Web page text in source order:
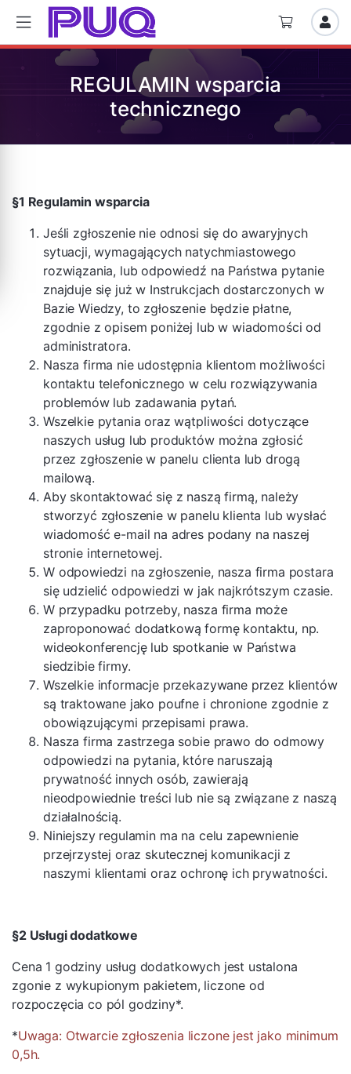
REGULAMIN wsparcia
technicznego
§1 Regulamin wsparcia
Jeśli zgłoszenie nie odnosi się do awaryjnych
sytuacji, wymagających natychmiastowego
rozwiązania, lub odpowiedź na Państwa pytanie
znajduje się już w Instrukcjach dostarczonych w
Bazie Wiedzy, to zgłoszenie będzie płatne,
zgodnie z opisem poniżej lub w wiadomości od
administratora.
Nasza firma nie udostępnia klientom możliwości
kontaktu telefonicznego w celu rozwiązywania
problemów lub zadawania pytań.
Wszelkie pytania oraz wątpliwości dotyczące
naszych usług lub produktów można zgłosić
przez zgłoszenie w panelu clienta lub drogą
mailową.
Aby skontaktować się z naszą firmą, należy
stworzyć zgłoszenie w panelu klienta lub wysłać
wiadomość e-mail na adres podany na naszej
stronie internetowej.
W odpowiedzi na zgłoszenie, nasza firma postara
się udzielić odpowiedzi w jak najkrótszym czasie.
W przypadku potrzeby, nasza firma może
zaproponować dodatkową formę kontaktu, np.
wideokonferencję lub spotkanie w Państwa
siedzibie firmy.
Wszelkie informacje przekazywane przez klientów
są traktowane jako poufne i chronione zgodnie z
obowiązującymi przepisami prawa.
Nasza firma zastrzega sobie prawo do odmowy
odpowiedzi na pytania, które naruszają
prywatność innych osób, zawierają
nieodpowiednie treści lub nie są związane z naszą
działalnością.
Niniejszy regulamin ma na celu zapewnienie
przejrzystej oraz skutecznej komunikacji z
naszymi klientami oraz ochronę ich prywatności.
§2 Usługi dodatkowe
Cena 1 godziny usług dodatkowych jest ustalona
zgonie z wykupionym pakietem, liczone od
rozpoczęcia co pól godziny*.
*Uwaga: Otwarcie zgłoszenia liczone jest jako minimum
0,5h.